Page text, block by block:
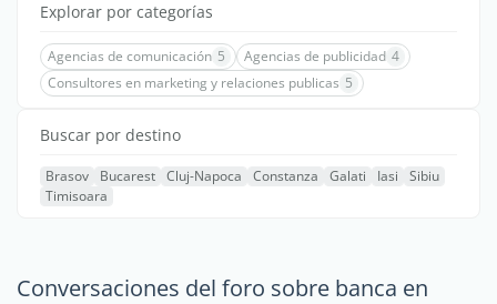
Explorar por categorías
Agencias de comunicación 5 Agencias de publicidad 4
Consultores en marketing y relaciones publicas 5
Buscar por destino
Brasov Bucarest Cluj-Napoca Constanza Galati Iasi
Sibiu
Timisoara
Conversaciones del foro sobre banca en